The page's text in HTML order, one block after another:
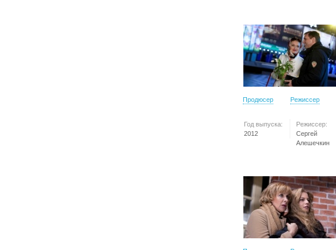
Продюсер Режиссер
Год выпуска:
2012
Режиссер:
Сергей
Алешечкин